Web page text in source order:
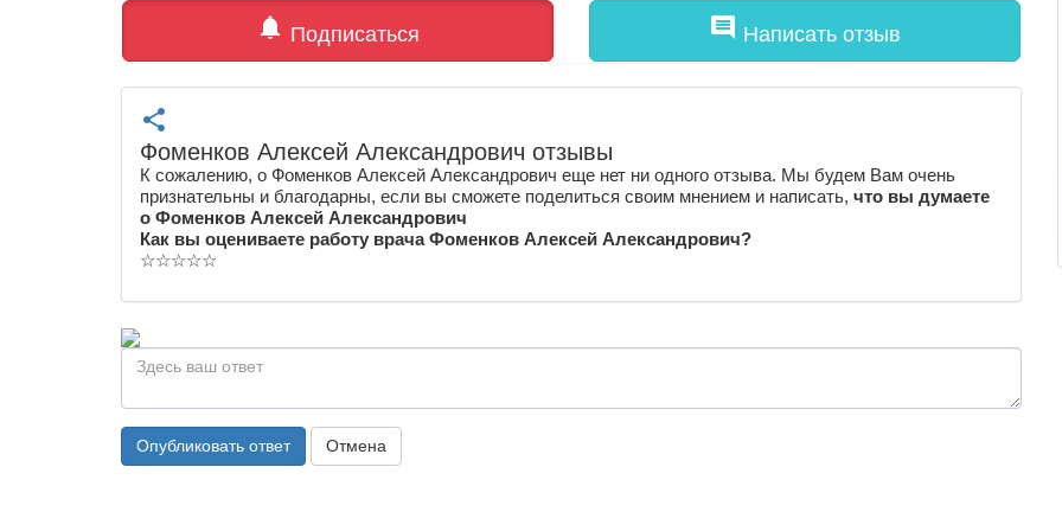
notifications Подписаться comment Написать отзыв
share
Фоменков Алексей Александрович отзывы
К сожалению, о Фоменков Алексей Александрович еще нет ни одного отзыва. Мы будем Вам очень
признательны и благодарны, если вы сможете поделиться своим мнением и написать, что вы думаете
о Фоменков Алексей Александрович
Как вы оцениваете работу врача Фоменков Алексей Александрович?
☆☆☆☆☆
Опубликовать ответ Отмена